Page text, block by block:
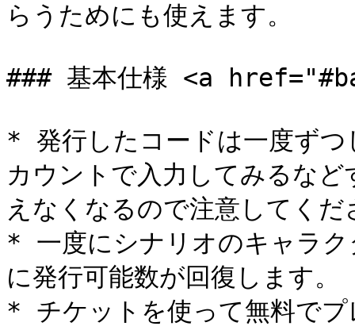
らうためにも使えます。
### 基本仕様 <a
* 発行したコードは一度ず
カウントで入力してみるな
えなくなるので注意してくだ
* 一度にシナリオのキャラク
に発行可能数が回復します。
* チケットを使って無料でプ